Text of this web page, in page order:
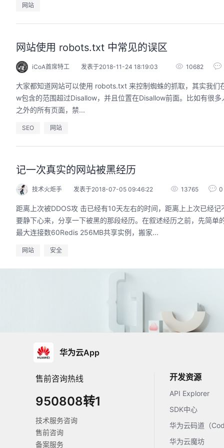
网站
网站使用 robots.txt 中常见的误区
iCoA首席特工 发表于2018-11-24 18:19:03 10682
大家都知道网站可以使用 robots.txt 来控制蜘蛛的抓取，其实我
w包含的范围超过Disallow，并且位置在Disallow前面。比如有很
之外的所有页面，禁...
SEO 网站
记一次真实的网站被黑经历
技术火炬手 发表于2018-07-05 09:46:22 13765 0
距离上次被DDOS攻 击已经有10天左右的时间，距离上上次已经
要静下心来，分享一下被黑的那段经历。在叙述经历之前，先简
最大连接数60Redis 256MB共享实例，搬家...
网站 安全
华为云App
售前咨询热线
950808转1
技术服务咨询
售前咨询
备案服务
开发资源
API Explorer
SDK中心
华为云码道（
华为云魔坊